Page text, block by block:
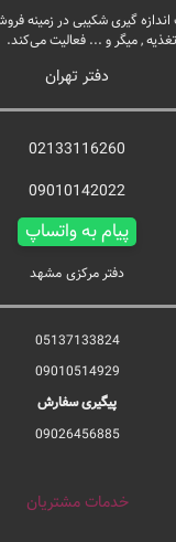
اندازه گیری شکیبی در زمینه
تغذیه , میگر و ... فعالیت می‌کند.
دفتر تهران
02133116260
09010142022
پیام به واتساپ
دفتر مرکزی مشهد
05137133824
09010514929
پیگیری سفارش
09026456885
خدمات مشتریان